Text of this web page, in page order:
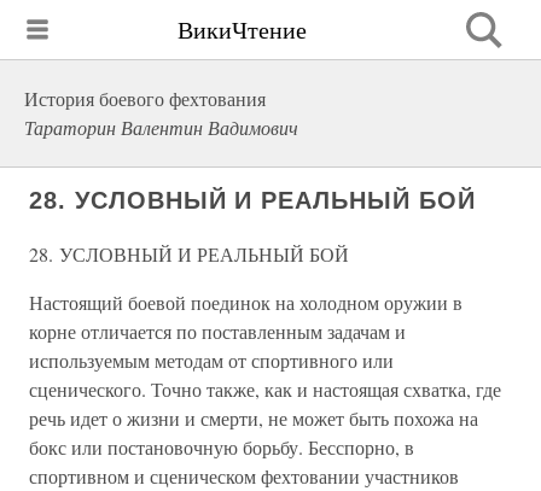
ВикиЧтение
История боевого фехтования
Тараторин Валентин Вадимович
28. УСЛОВНЫЙ И РЕАЛЬНЫЙ БОЙ
28. УСЛОВНЫЙ И РЕАЛЬНЫЙ БОЙ
Настоящий боевой поединок на холодном оружии в
корне отличается по поставленным задачам и
используемым методам от спортивного или
сценического. Точно также, как и настоящая схватка, где
речь идет о жизни и смерти, не может быть похожа на
бокс или постановочную борьбу. Бесспорно, в
спортивном и сценическом фехтовании участников